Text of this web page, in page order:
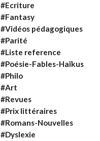
#Ecriture
#Fantasy
#Vidéos pédagogiques
#Parité
#Liste reference
#Poésie-Fables-Haïkus
#Philo
#Art
#Revues
#Prix littéraires
#Romans-Nouvelles
#Dyslexie